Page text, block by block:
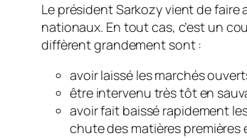
Le président Sarkozy vient de faire
nationaux. En tout cas, c’est un
diffèrent grandement sont :
avoir laissé les marchés
être intervenu très tôt en
avoir fait baissé rapidement
chute des matières premières